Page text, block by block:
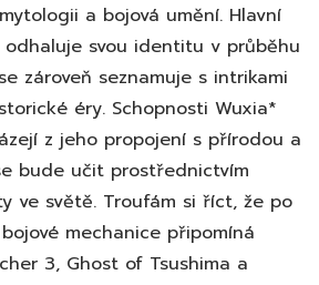
a bojová umění. Hlavní
svou identitu v průběhu
zároveň seznamuje s intrikami
éry. Schopnosti Wuxia*
z jeho propojení s přírodou a
bude učit prostřednictvím
ve světě. Troufám si říct, že po
mechanice připomíná
3, Ghost of Tsushima a